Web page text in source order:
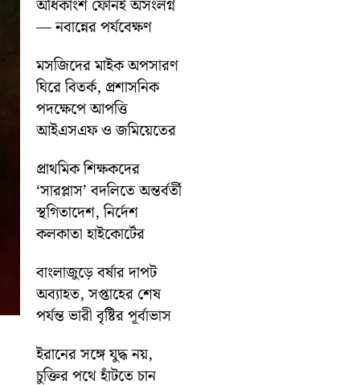
অধিকাংশ ফোনই অসংলগ্ন
— নবান্নের পর্যবেক্ষণ
মসজিদের মাইক অপসারণ
ঘিরে বিতর্ক, প্রশাসনিক
পদক্ষেপে আপত্তি
আইএসএফ ও জমিয়েতের
প্রাথমিক শিক্ষকদের
‘সারপ্লাস’ বদলিতে অন্তর্বর্তী
স্থগিতাদেশ, নির্দেশ
কলকাতা হাইকোর্টের
বাংলাজুড়ে বর্ষার দাপট
অব্যাহত, সপ্তাহের শেষ
পর্যন্ত ভারী বৃষ্টির পূর্বাভাস
ইরানের সঙ্গে যুদ্ধ নয়,
চুক্তির পথে হাঁটতে চান